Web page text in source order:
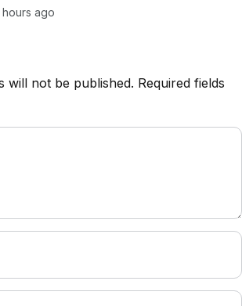
ago
will not be published. Required fields